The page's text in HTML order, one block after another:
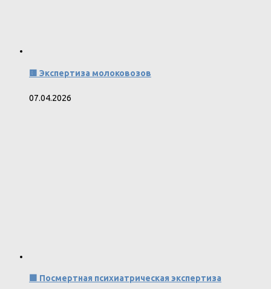
🟨 Экспертиза молоковозов
07.04.2026
🟩 Посмертная психиатрическая экспертиза